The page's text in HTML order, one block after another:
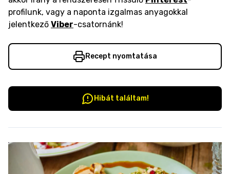
profilunk, vagy a naponta izgalmas anyagokkal
jelentkező Viber-csatornánk!
Recept nyomtatása
Hibát találtam!